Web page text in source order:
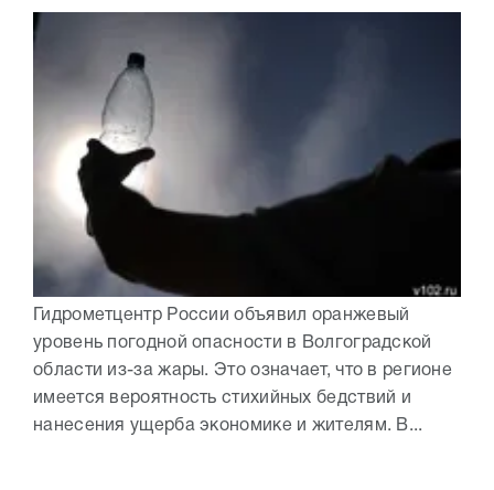
Гидрометцентр России объявил оранжевый
уровень погодной опасности в Волгоградской
области из-за жары. Это означает, что в регионе
имеется вероятность стихийных бедствий и
нанесения ущерба экономике и жителям. В...